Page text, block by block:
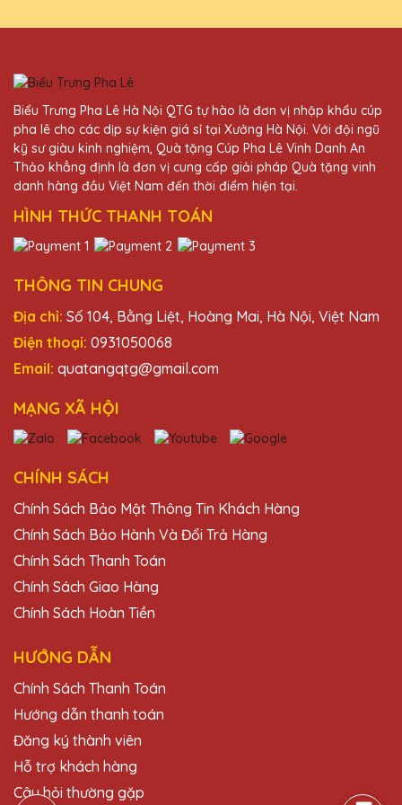
27/11/2025
Đội ngũ nhân viên tại Quà Tặng Pha Lê
QTG rất nhiệt tình và chuyên nghiệp. Sản
phẩm nhận được đúng như ý muốn.
Đỗ Thị Hằng
27/11/2025
Rất hài lòng với sản phẩm và dịch vụ của
pha lê thật sự đẳng cấp!
Vũ Văn Tiến
27/11/2025
Mình đã đặt một lô kỷ niệm chương cho sự
Cảm ơn Quà Tặng Pha Lê QTG!
Đỗ Thị Quỳnh
27/11/2025
Sản phẩm của Quà Tặng Pha Lê QTG
không chỉ đẹp mà còn mang lại giá trị tinh
Bùi Thị Lan
27/11/2025
QTG rất chu đáo và nhiệt tình. Rất hài lòng
với trải nghiệm mua sắm.
Biểu Trưng Pha Lê Hà Nội QTG tự hào là đơn vị nhập khẩu cúp
pha lê cho các dịp sự kiện giá sỉ tại Xưởng Hà Nội. Với đội ngũ
kỹ sư giàu kinh nghiệm, Quà tặng Cúp Pha Lê Vinh Danh An
Thảo khẳng định là đơn vị cung cấp giải pháp Quà tặng vinh
danh hàng đầu Việt Nam đến thời điểm hiện tại.
HÌNH THỨC THANH TOÁN
THÔNG TIN CHUNG
Địa chỉ: Số 104, Bằng Liệt, Hoàng Mai, Hà Nội, Việt Nam
Điện thoại: 0931050068
Email: quatangqtg@gmail.com
MẠNG XÃ HỘI
CHÍNH SÁCH
Chính Sách Bảo Mật Thông Tin Khách Hàng
Chính Sách Bảo Hành Và Đổi Trả Hàng
Chính Sách Thanh Toán
Chính Sách Giao Hàng
Chính Sách Hoàn Tiền
HƯỚNG DẪN
Chính Sách Thanh Toán
Hướng dẫn thanh toán
Đăng ký thành viên
Hỗ trợ khách hàng
Câu hỏi thường gặp